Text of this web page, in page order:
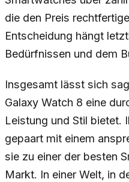
die den Preis
Entscheidung hängt
Bedürfnissen und dem
Insgesamt lässt sich
Galaxy Watch 8 eine
Leistung und Stil bietet.
gepaart mit einem
sie zu einer der besten
Markt. In einer Welt, in